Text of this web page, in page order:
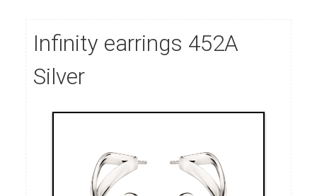
Infinity earrings 452A
Silver